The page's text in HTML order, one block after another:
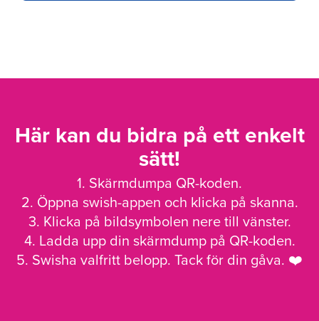
Här kan du bidra på ett enkelt
sätt!
1. Skärmdumpa QR-koden.
2. Öppna swish-appen och klicka på skanna.
3. Klicka på bildsymbolen nere till vänster.
4. Ladda upp din skärmdump på QR-koden.
5. Swisha valfritt belopp. Tack för din gåva. ❤️